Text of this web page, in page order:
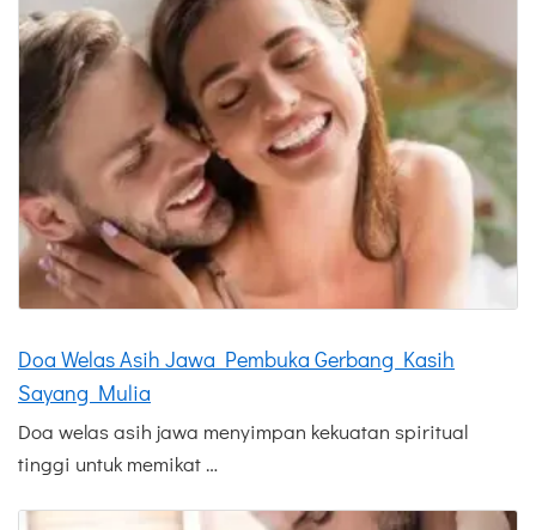
Doa Welas Asih Jawa Pembuka Gerbang Kasih
Sayang Mulia
Doa welas asih jawa menyimpan kekuatan spiritual
tinggi untuk memikat …